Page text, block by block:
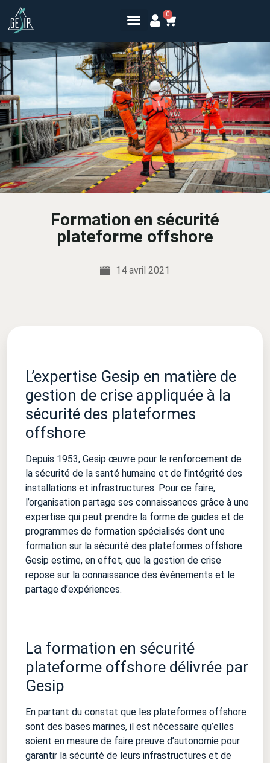
0
Formation en sécurité
plateforme offshore
14 avril 2021
L’expertise Gesip en matière de
gestion de crise appliquée à la
sécurité des plateformes
offshore
Depuis 1953, Gesip œuvre pour le renforcement de
la sécurité de la santé humaine et de l’intégrité des
installations et infrastructures. Pour ce faire,
l’organisation partage ses connaissances grâce à une
expertise qui peut prendre la forme de guides et de
programmes de formation spécialisés dont une
formation sur la sécurité des plateformes offshore.
Gesip estime, en effet, que la gestion de crise
repose sur la connaissance des événements et le
partage d’expériences.
La formation en sécurité
plateforme offshore délivrée par
Gesip
En partant du constat que les plateformes offshore
sont des bases marines, il est nécessaire qu’elles
soient en mesure de faire preuve d’autonomie pour
garantir la sécurité de leurs infrastructures et de